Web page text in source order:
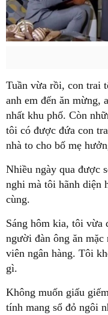
Tuần vừa rồi, con trai
anh em đến ăn mừng,
nhất khu phố. Còn
tôi có được đứa con
nhà to cho bố mẹ
Nhiều ngày qua được
nghi mà tôi hãnh diện
cùng.
Sáng hôm kia, tôi vừa
người đàn ông ăn
viên ngân hàng. Tôi
gì.
Không muốn giấu
tính mang sổ đỏ ngôi